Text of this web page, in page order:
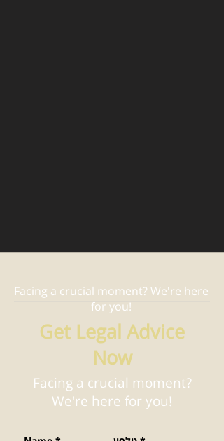
Facing a crucial moment? We're here
for you!
Get Legal Advice
Now
Facing a crucial moment?
We're here for you!